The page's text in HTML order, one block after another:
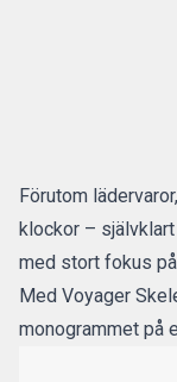
Förutom
klockor –
med stort fokus
Med Voyager
monogrammet på